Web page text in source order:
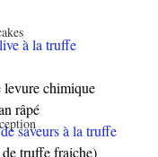
à la truffe
levure chimique
râpé
saveurs à la truffe
truffe fraiche)